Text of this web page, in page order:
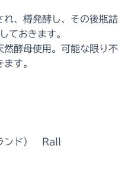
れ、樽発酵し、その後瓶詰
ておきます。
然酵母使用。可能な限り不
す。
ンド） Rall